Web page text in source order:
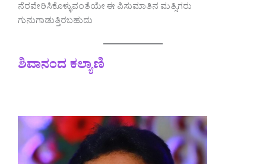
ನೆರವೇರಿಸಿಕೊಳ್ಳುವಂತೆಯೇ ಈ ಪಿಸುಮಾತಿನ ಮತ್ಸಿಗರು
ಗುನುಗಾಡುತ್ತಿರಬಹುದು
ಶಿವಾನಂದ ಕಲ್ಯಾಣಿ